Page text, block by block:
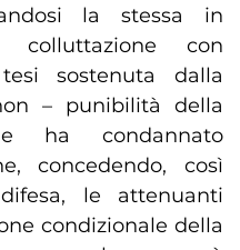
la stessa in
con
sostenuta dalla
– punibilità della
ha condannato
concedendo, così
le attenuanti
condizionale della